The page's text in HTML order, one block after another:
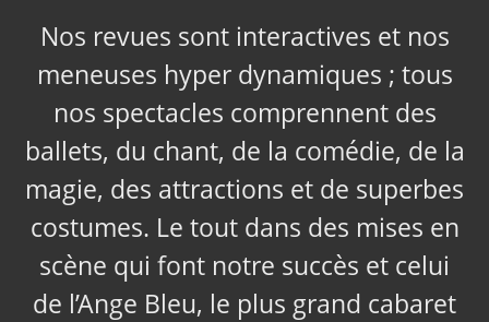
Nos revues sont interactives et nos
meneuses hyper dynamiques ; tous
nos spectacles comprennent des
ballets, du chant, de la comédie, de la
magie, des attractions et de superbes
costumes. Le tout dans des mises en
scène qui font notre succès et celui
de l’Ange Bleu, le plus grand cabaret